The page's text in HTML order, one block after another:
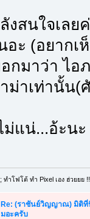
งสนใจเลย
อะ (อยาก
กมาว่า ไอ
ม่าเท่านั้น
ม่แน่...อ้ะนะ
ทำโฟโต้ ทำ Pixel เอง ฮ่วยยย
Re: (ราชันย์วิญญาณ) มิติที่
มอะครับ